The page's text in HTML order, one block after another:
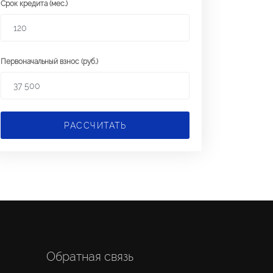
Срок кредита (мес.)
Первоначальный взнос (руб.)
РАССЧИТАТЬ
Обратная связь